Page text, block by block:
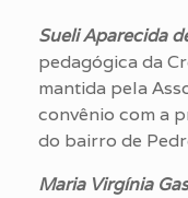
Sueli Aparecida
pedagógica da
mantida pela
convênio com a
do bairro de
Maria Virgínia